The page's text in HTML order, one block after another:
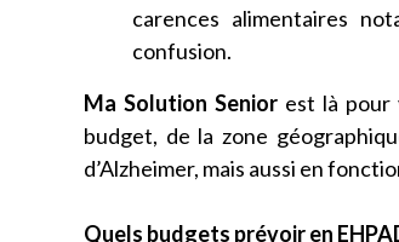
carences alimentaires
confusion.
Ma Solution Seniorest là pour
budget, de la zone
d’Alzheimer, mais aussi en
Quels budgets prévoir en